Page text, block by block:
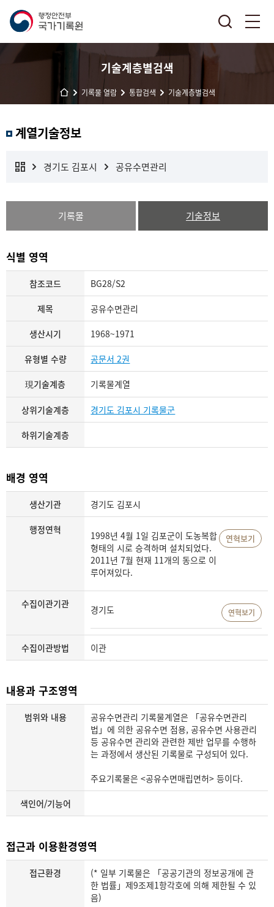
기술계층별검색
기록물 열람 통합검색 기술계층별검색
계열기술정보
경기도 김포시 공유수면관리
기록물 기술정보
식별 영역
참조코드 BG28/S2
제목 공유수면관리
생산시기 1968~1971
유형별 수량 공문서 2권
現기술계층 기록물계열
상위기술계층 경기도 김포시 기록물군
하위기술계층
배경 영역
생산기관 경기도 김포시
행정연혁
1998년 4월 1일 김포군이 도농복합
형태의 시로 승격하며 설치되었다.
2011년 7월 현재 11개의 동으로 이
루어져있다.
연혁보기
수집이관기관 경기도 연혁보기
수집이관방법 이관
내용과 구조영역
범위와 내용
공유수면관리 기록물계열은 「공유수면관리
법」에 의한 공유수면 점용, 공유수면 사용관리
등 공유수면 관리와 관련한 제반 업무를 수행하
는 과정에서 생산된 기록물로 구성되어 있다.
주요기록물은 <공유수면매립면허> 등이다.
색인어/기능어
접근과 이용환경영역
접근환경
(* 일부 기록물은 「공공기관의 정보공개에 관
한 법률」제9조제1항각호에 의해 제한될 수 있
음)